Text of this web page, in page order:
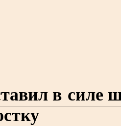
в силе